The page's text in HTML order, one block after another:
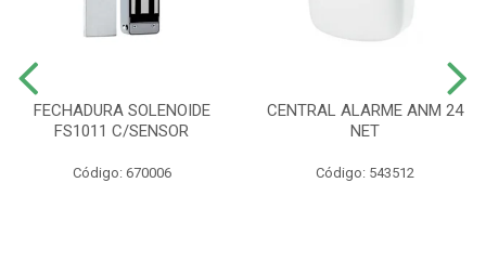
FECHADURA SOLENOIDE
FS1011 C/SENSOR
Código: 670006
CENTRAL ALARME ANM 24
NET
Código: 543512